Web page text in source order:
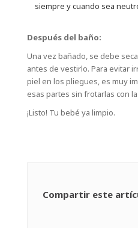
siempre y cuando sea
Después del baño:
Una vez bañado, se debe
antes de vestirlo. Para evitar
piel en los pliegues, es muy
esas partes sin frotarlas con
¡Listo! Tu bebé ya limpio.
Compartir este